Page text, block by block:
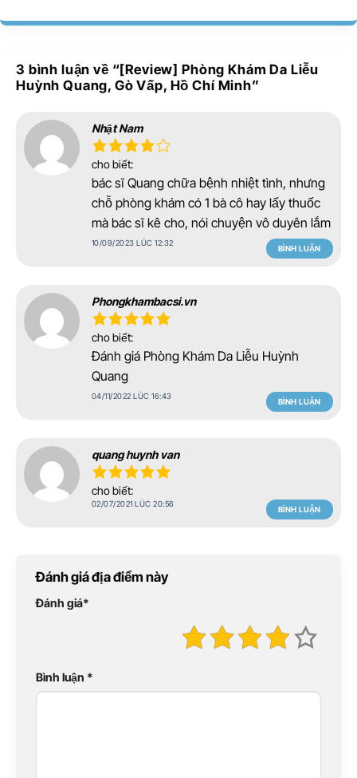
3 bình luận về “[Review] Phòng Khám Da Liễu
Huỳnh Quang, Gò Vấp, Hồ Chí Minh”
Nhật Nam
cho biết:
bác sĩ Quang chữa bệnh nhiệt tình, nhưng
chỗ phòng khám có 1 bà cô hay lấy thuốc
mà bác sĩ kê cho, nói chuyện vô duyên lắm
10/09/2023 LÚC 12:32
BÌNH LUẬN
Phongkhambacsi.vn
cho biết:
Đánh giá Phòng Khám Da Liễu Huỳnh
Quang
04/11/2022 LÚC 16:43
BÌNH LUẬN
quang huynh van
cho biết:
02/07/2021 LÚC 20:56
BÌNH LUẬN
Đánh giá địa điểm này
Đánh giá*
Bình luận *